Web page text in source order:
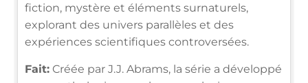
fiction, mystère et éléments surnaturels,
explorant des univers parallèles et des
expériences scientifiques controversées.
Fait: Créée par J.J. Abrams, la série a développé